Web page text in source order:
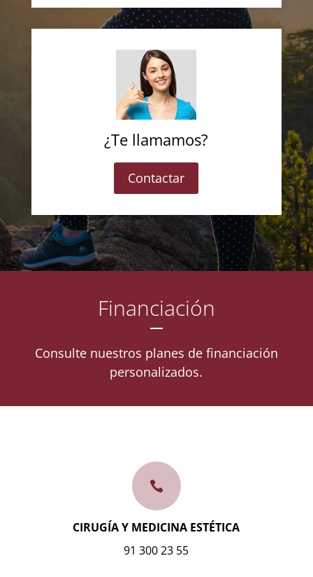
¿Te llamamos?
Contactar
Financiación
Consulte nuestros planes de financiación
personalizados.

CIRUGÍA Y MEDICINA ESTÉTICA
91 300 23 55